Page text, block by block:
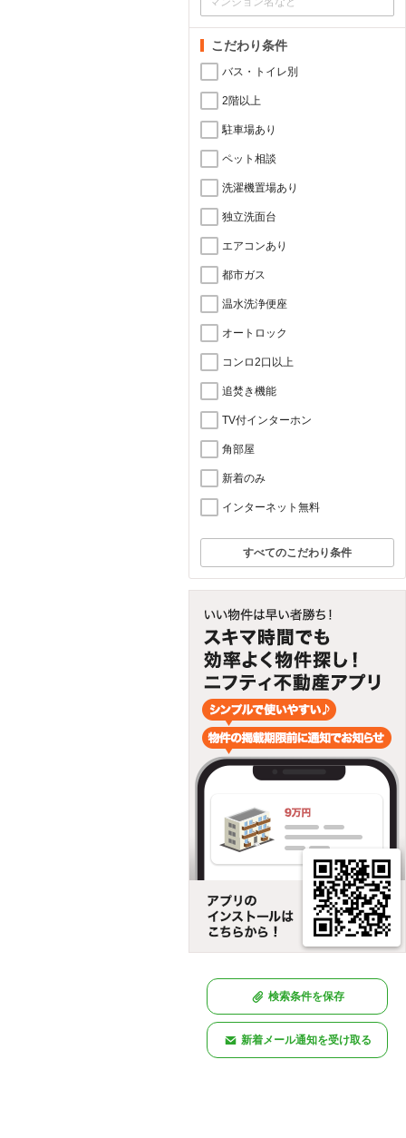
こだわり条件
バス・トイレ別
2階以上
駐車場あり
ペット相談
洗濯機置場あり
独立洗面台
エアコンあり
都市ガス
温水洗浄便座
オートロック
コンロ2口以上
追焚き機能
TV付インターホン
角部屋
新着のみ
インターネット無料
すべてのこだわり条件
検索条件を保存
新着メール通知を受け取る